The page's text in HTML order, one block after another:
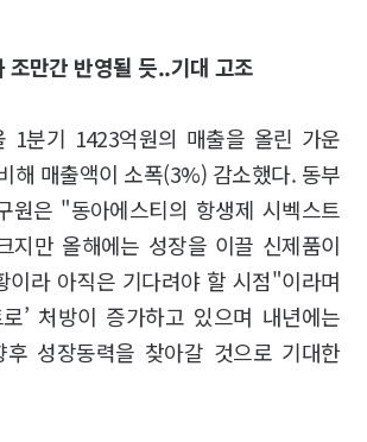
만간 반영될 듯..기대 고조
1분기 1423억원의 매출을 올린 가운
해 매출액이 소폭(3%) 감소했다. 동부
원은 "동아에스티의 항생제 시벡스트
지만 올해에는 성장을 이끌 신제품이
이라 아직은 기다려야 할 시점"이라며
’ 처방이 증가하고 있으며 내년에는
성장동력을 찾아갈 것으로 기대한